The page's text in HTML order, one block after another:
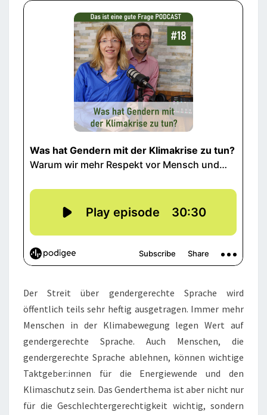
Der Streit über gendergerechte Sprache wird
öffentlich teils sehr heftig ausgetragen. Immer mehr
Menschen in der Klimabewegung legen Wert auf
gendergerechte Sprache. Auch Menschen, die
gendergerechte Sprache ablehnen, können wichtige
Taktgeber:innen für die Energiewende und den
Klimaschutz sein. Das Genderthema ist aber nicht nur
für die Geschlechtergerechtigkeit wichtig, sondern